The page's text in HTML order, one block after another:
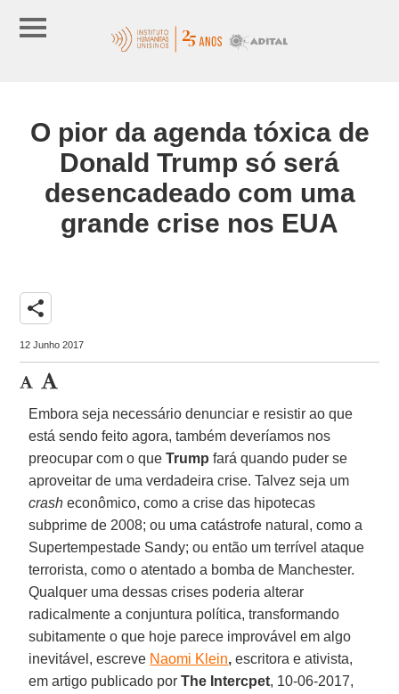
O pior da agenda tóxica de
Donald Trump só será
desencadeado com uma
grande crise nos EUA
share
12 Junho 2017
Embora seja necessário denunciar e resistir ao que
está sendo feito agora, também deveríamos nos
preocupar com o queTrump fará quando puder se
aproveitar de uma verdadeira crise. Talvez seja um
crash econômico, como a crise das hipotecas
subprime de 2008; ou uma catástrofe natural, como a
Supertempestade Sandy; ou então um terrível ataque
terrorista, como o atentado a bomba de Manchester.
Qualquer uma dessas crises poderia alterar
radicalmente a conjuntura política, transformando
subitamente o que hoje parece improvável em algo
inevitável, escreve Naomi Klein,escritora e ativista,
em artigo publicado porThe Intercpet, 10-06-2017,